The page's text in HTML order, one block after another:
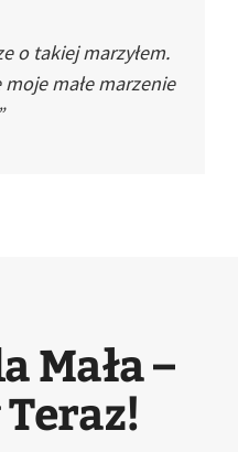
o takiej marzyłem.
moje małe marzenie
Mała –